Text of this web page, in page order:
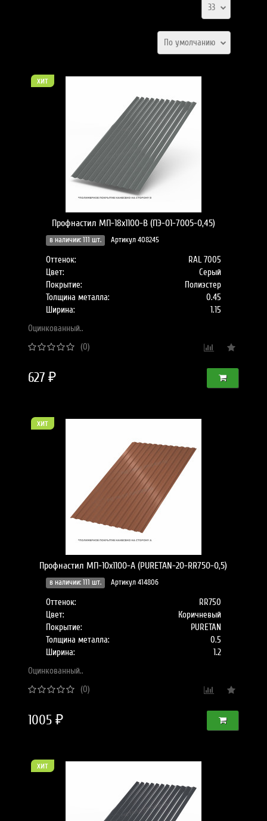
33
По умолчанию
хит
Профнастил МП-18x1100-B (ПЭ-01-7005-0,45)
в наличии: 111 шт. Артикул 408245
Оттенок:
RAL 7005
Цвет:
Серый
Покрытие:
Полиэстер
Толщина металла:
0.45
Ширина:
1.15
Оцинкованный..
(0)
627 ₽
хит
Профнастил МП-10x1100-A (PURETAN-20-RR750-0,5)
в наличии: 111 шт. Артикул 414806
Оттенок:
RR750
Цвет:
Коричневый
Покрытие:
PURETAN
Толщина металла:
0.5
Ширина:
1.2
Оцинкованный..
(0)
1005 ₽
хит